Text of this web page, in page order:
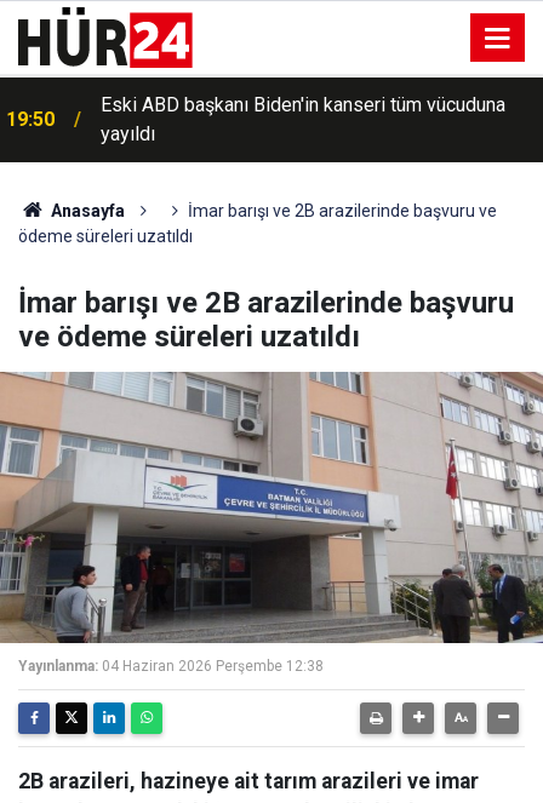
19:28
HÜDA PAR’dan Haymana’daki Kavi ailesine ziyaret:
Soruşturma şeffaf yürütülsün
Anasayfa
İmar barışı ve 2B arazilerinde başvuru ve
ödeme süreleri uzatıldı
İmar barışı ve 2B arazilerinde başvuru
ve ödeme süreleri uzatıldı
Yayınlanma: 04 Haziran 2026 Perşembe 12:38
2B arazileri, hazineye ait tarım arazileri ve imar